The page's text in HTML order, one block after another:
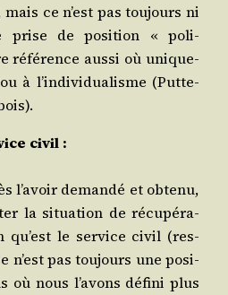
ce n’est pas tou­jours ni
prise de posi­tion « poli­
réfé­rence aus­si où uni­que­
à l’individualisme (Put­te­
civil :
l’avoir deman­dé et obte­nu,
la situa­tion de récu­pé­ra­
qu’est le ser­vice civil (res­
n’est pas tou­jours une posi­
où nous l’avons défi­ni plus